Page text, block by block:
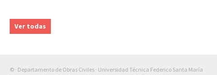
Ver todas
© · Departamento de Obras Civiles · Universidad Técnica Federico Santa María